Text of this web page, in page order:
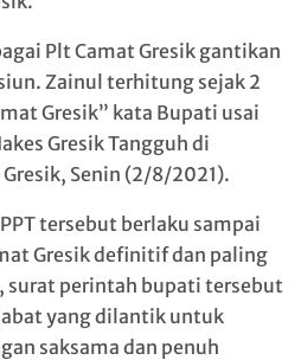
Plt Camat Gresik gantikan
Zainul terhitung sejak 2
Gresik” kata Bupati usai
Gresik Tangguh di
Senin (2/8/2021).
tersebut berlaku sampai
Gresik definitif dan paling
surat perintah bupati tersebut
yang dilantik untuk
saksama dan penuh